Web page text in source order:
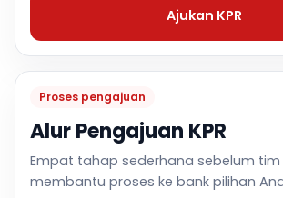
Proses pengajuan
Alur Pengajuan KPR
Empat tahap sederhana sebelum tim
membantu proses ke bank pilihan
Ajukan KPR